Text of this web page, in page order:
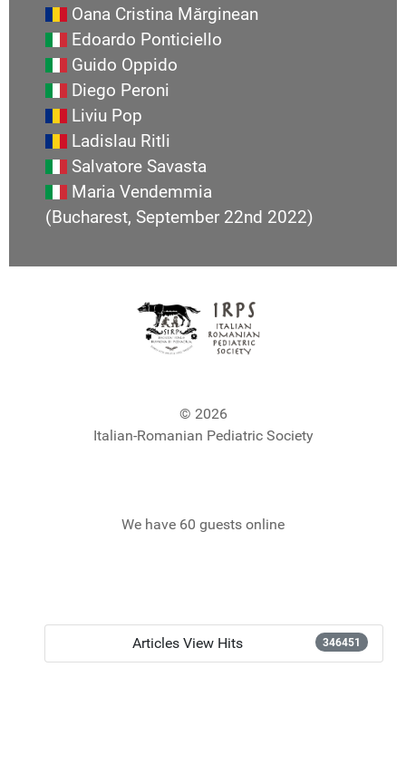
Oana Cristina Mărginean
Edoardo Ponticiello
Guido Oppido
Diego Peroni
Liviu Pop
Ladislau Ritli
Salvatore Savasta
Maria Vendemmia
(Bucharest, September 22nd 2022)
© 2026
Italian-Romanian Pediatric Society
We have 60 guests online
Articles View Hits 346451